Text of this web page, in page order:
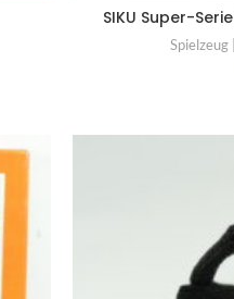
SIKU Super-
Spielzeug